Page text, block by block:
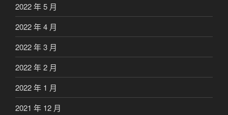
2022 年 5 月
2022 年 4 月
2022 年 3 月
2022 年 2 月
2022 年 1 月
2021 年 12 月